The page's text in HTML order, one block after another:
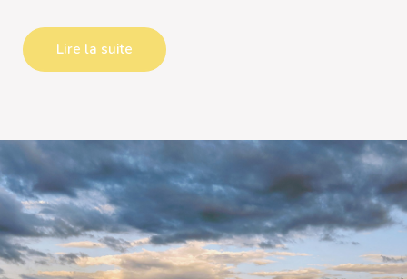
Lire la suite